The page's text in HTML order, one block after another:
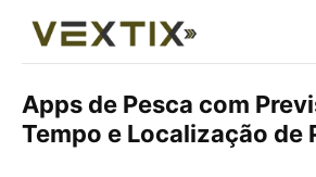
Apps de Pesca com
Tempo e Localização de